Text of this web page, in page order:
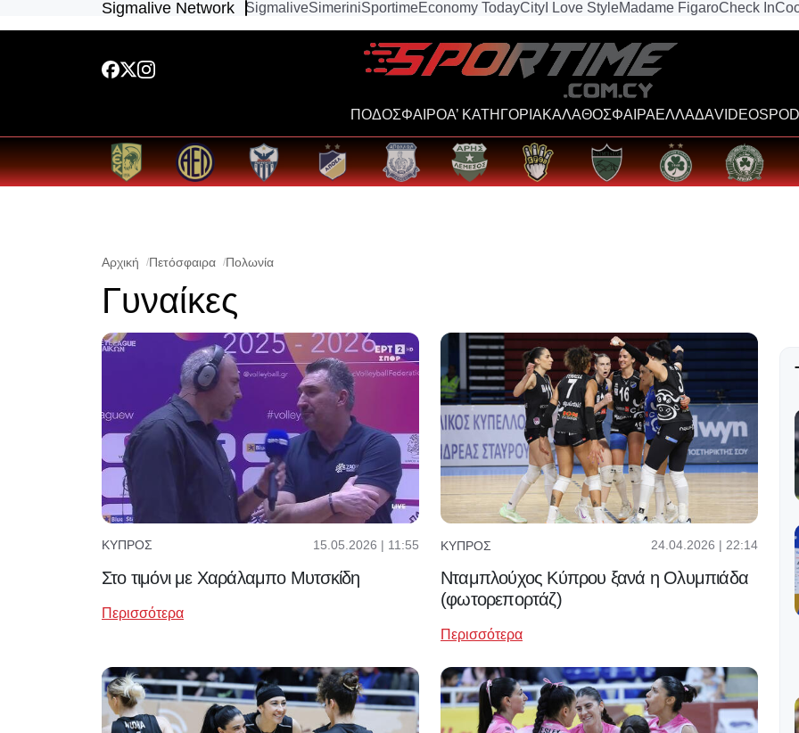
Sigmalive Network SigmaliveSimeriniSportimeEconomy TodayCity I Love StyleMadame FigaroCheck In
ΠΟΔΟΣΦΑΙΡΟΑ’ ΚΑΤΗΓΟΡΙΑΚΑΛΑΘΟΣΦΑΙΡΑΕΛΛΑΔΑVIDEOS
Αρχική Πετόσφαιρα Πολωνία
Γυναίκες
ΚΎΠΡΟΣ 15.05.2026 | 11:55
Στο τιμόνι με Χαράλαμπο Μυτσκίδη
Περισσότερα
ΚΎΠΡΟΣ 24.04.2026 | 22:14
Νταμπλούχος Κύπρου ξανά η Ολυμπιάδα
(φωτορεπορτάζ)
Περισσότερα